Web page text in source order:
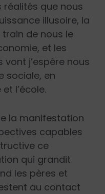
réalités que nous
illusoire, la
de nous le
et les
j’espère nous
sociale, en
l’école.
la manifestation
capables
ce
qui grandit
les pères et
au contact